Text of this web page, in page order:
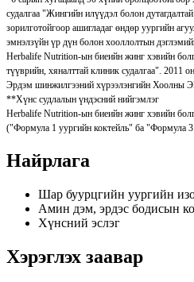
судалгаа "Жингийн илүүдэл болон
зорилготойгоор ашигладаг өндөр уургийн
эмнэлзүйн үр дүн болон хооллолтын
Herbalife Nutrition-ын биеийн жинг хэвийн
түүврийн, хяналттай клиник судалгаа".
Эрдэм шинжилгээний хүрээлэнгийн
**Хүнс судлалын үндэсний нийгэмлэг
Herbalife Nutrition-ын биеийн жинг хэвийн
("Формула 1 уургийн коктейль" ба "Формула
Найрлага
Шар буурцгийн уургийн
Амин дэм, эрдэс бодисын
Хүнсний эслэг
Хэрэглэх заавар